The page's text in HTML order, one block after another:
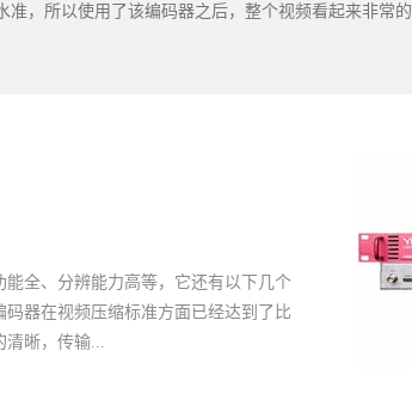
准，所以使用了该编码器之后，整个视频看起来非常
看视频的时候实时性好，观看画面的时候声音是同步
输以及标准云台控制协议，所以能够满足各种应用场
体现的几个主要的方面，此外，它还配备了非常完善
晶面板，作为操作窗口，可以非常直观的进行操作，
全、分辨能力高等，它还有以下几个
器在视频压缩标准方面已经达到了比
清晰，传输...